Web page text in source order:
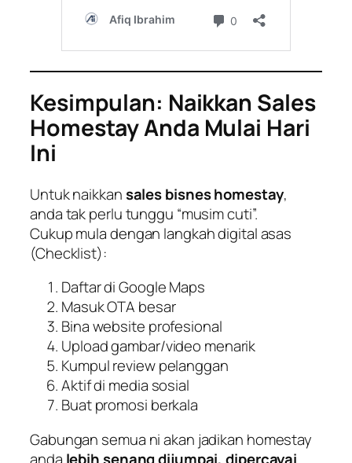
Kesimpulan: Naikkan Sales
Homestay Anda Mulai Hari
Ini
Untuk naikkansales bisnes homestay,
anda tak perlu tunggu “musim cuti”.
Cukup mula dengan langkah digital asas
(Checklist):
Daftar di Google Maps
Masuk OTA besar
Bina website profesional
Upload gambar/video menarik
Kumpul review pelanggan
Aktif di media sosial
Buat promosi berkala
Gabungan semua ni akan jadikan homestay